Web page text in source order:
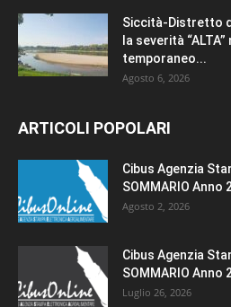
Siccità-Distretto
la severità
temporaneo...
Agosto 6, 2026
ARTICOLI POPOLARI
Cibus Agenzia
SOMMARIO Anno
Agosto 2, 2026
Cibus Agenzia
SOMMARIO Anno
Luglio 26, 2026